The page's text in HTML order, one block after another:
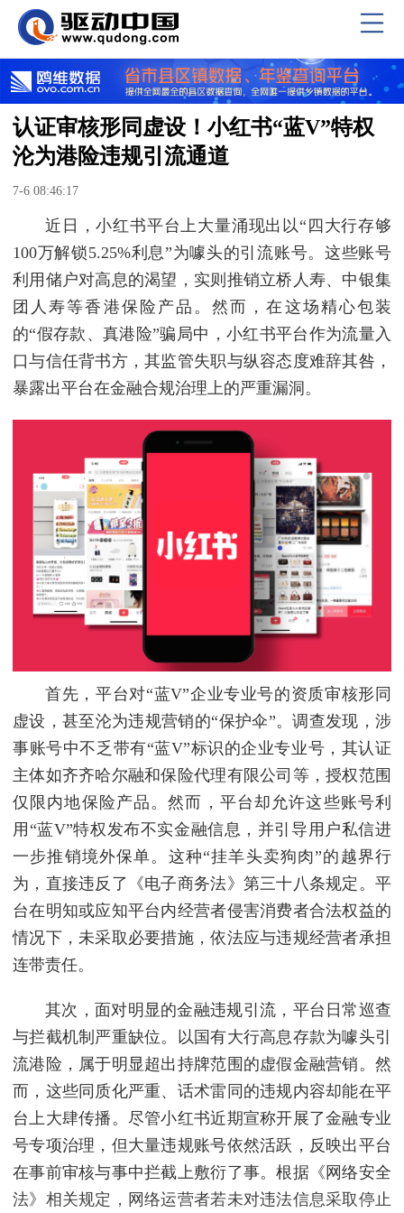
认证审核形同虚设！小红书“蓝V”特权
沦为港险违规引流通道
7-6 08:46:17
近日，小红书平台上大量涌现出以“四大行存够
100万解锁5.25%利息”为噱头的引流账号。这些账号
利用储户对高息的渴望，实则推销立桥人寿、中银集
团人寿等香港保险产品。然而，在这场精心包装
的“假存款、真港险”骗局中，小红书平台作为流量入
口与信任背书方，其监管失职与纵容态度难辞其咎，
暴露出平台在金融合规治理上的严重漏洞。
首先，平台对“蓝V”企业专业号的资质审核形同
虚设，甚至沦为违规营销的“保护伞”。调查发现，涉
事账号中不乏带有“蓝V”标识的企业专业号，其认证
主体如齐齐哈尔融和保险代理有限公司等，授权范围
仅限内地保险产品。然而，平台却允许这些账号利
用“蓝V”特权发布不实金融信息，并引导用户私信进
一步推销境外保单。这种“挂羊头卖狗肉”的越界行
为，直接违反了《电子商务法》第三十八条规定。平
台在明知或应知平台内经营者侵害消费者合法权益的
情况下，未采取必要措施，依法应与违规经营者承担
连带责任。
其次，面对明显的金融违规引流，平台日常巡查
与拦截机制严重缺位。以国有大行高息存款为噱头引
流港险，属于明显超出持牌范围的虚假金融营销。然
而，这些同质化严重、话术雷同的违规内容却能在平
台上大肆传播。尽管小红书近期宣称开展了金融专业
号专项治理，但大量违规账号依然活跃，反映出平台
在事前审核与事中拦截上敷衍了事。根据《网络安全
法》相关规定，网络运营者若未对违法信息采取停止